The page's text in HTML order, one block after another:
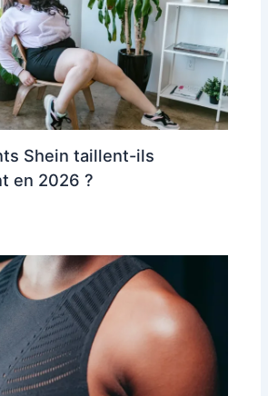
Shein taillent-ils
en 2026 ?